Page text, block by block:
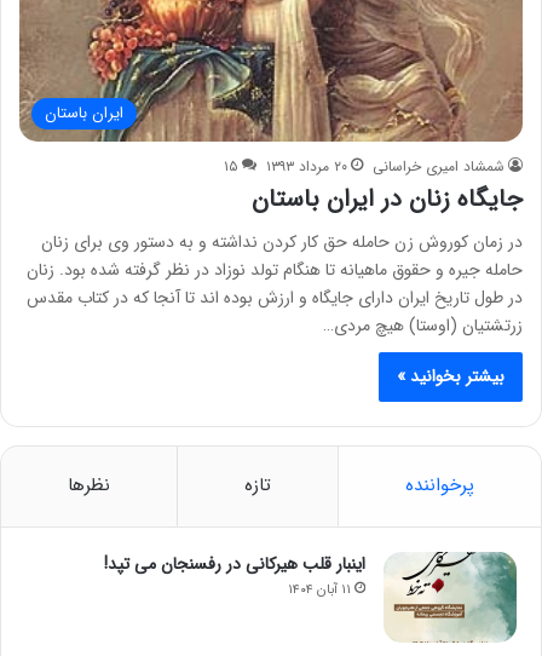
ایران باستان
شمشاد امیری خراسانی ۲۰ مرداد ۱۳۹۳ ۱۵
جایگاه زنان در ایران باستان
در زمان کوروش زن حامله حق کار کردن نداشته و به دستور وی برای زنان
حامله جیره و حقوق ماهیانه تا هنگام تولد نوزاد در نظر گرفته شده بود. زنان
در طول تاریخ ایران دارای جایگاه و ارزش بوده اند تا آنجا که در کتاب مقدس
زرتشتیان (اوستا) هیچ مردی…
بیشتر بخوانید »
پرخواننده تازه نظرها
اینبار قلب هیرکانی در رفسنجان می تپد!
۱۱ آبان ۱۴۰۴